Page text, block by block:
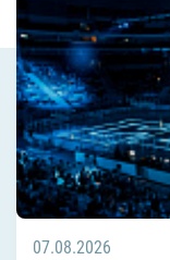
07.08.2026